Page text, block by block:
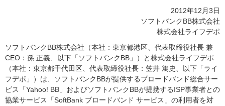
2012年12月3日
ソフトバンクBB株式会社
株式会社ライフデポ
ソフトバンクBB株式会社（本社：東京都港区、代表取締役社長 兼
CEO：孫 正義、以下「ソフトバンクBB」）と株式会社ライフデポ
（本社：東京都千代田区、代表取締役社長：笠井 篤史、以下「ライ
フデポ」）は、ソフトバンクBBが提供するブロードバンド総合サー
ビス「Yahoo! BB」およびソフトバンクBBが提携するISP事業者との
協業サービス「SoftBank ブロードバンド サービス」の利用者を対